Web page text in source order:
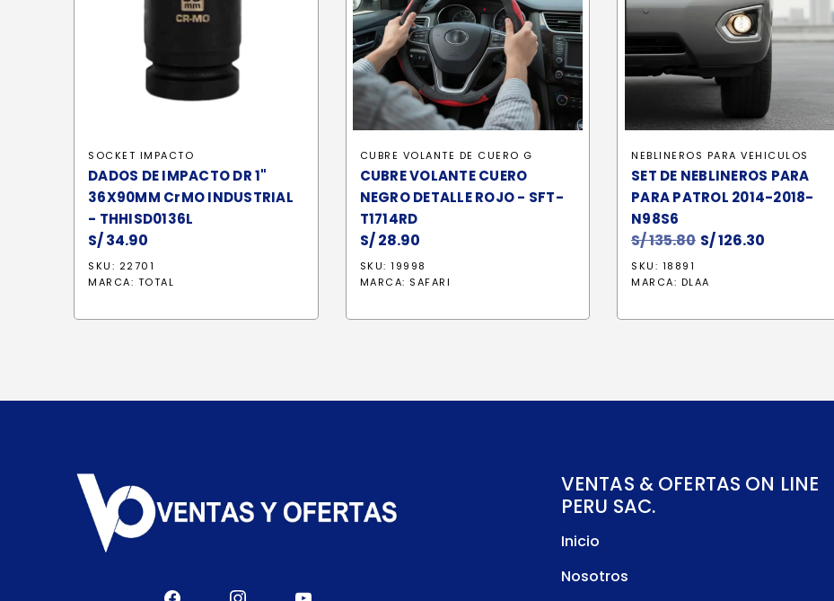
SOCKET IMPACTO
DADOS DE IMPACTO DR 1"
36X90MM CrMO INDUSTRIAL
- THHISD0136L
S/34.90
SKU: 22701
MARCA: TOTAL
CUBRE VOLANTE DE CUERO G
CUBRE VOLANTE CUERO
NEGRO DETALLE ROJO - SFT-
T1714RD
S/28.90
SKU: 19998
MARCA: SAFARI
NEBLINEROS PARA VEHICULOS
SET DE NEBLINEROS PARA
PARA PATROL 2014-2018-
N98S6
S/135.80 El
original
S/ 135.80.
S/126.30
S/ 126.30.
SKU: 18891
MARCA: DLAA
VENTAS & OFERTAS ON LINE
PERU SAC.
Inicio
Nosotros